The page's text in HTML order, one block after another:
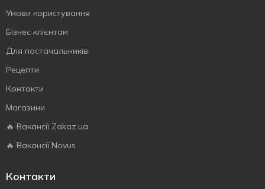
Умови користування
Бізнес клієнтам
Для постачальників
Рецепти
Контакти
Магазини
🔥 Вакансії Zakaz.ua
🔥 Вакансії Novus
Контакти